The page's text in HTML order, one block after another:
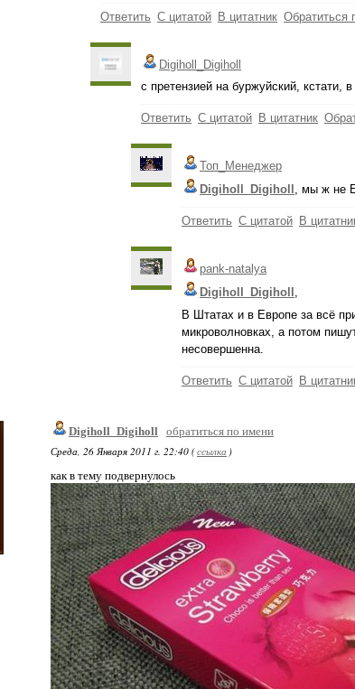
Ответить С цитатой В цитатник Обратиться
Digiholl_Digiholl
с претензией на буржуйский, кстати,
Ответить С цитатой В цитатник
Топ_Менеджер
Digiholl_Digiholl , мы ж не
Ответить С цитатой В
pank-natalya
Digiholl_Digiholl ,
В Штатах и в Европе за всё
микроволновках, а потом
несовершенна.
Ответить С цитатой В
Digiholl_Digiholl обратиться по имени
Среда, 26 Января 2011 г. 22:40 (ссылка )
как в тему подвернулось